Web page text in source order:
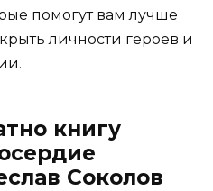
помогут вам лучше
личности героев и
книгу
Соколов